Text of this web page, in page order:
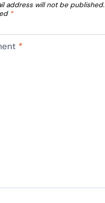
address will not be published.
*
*